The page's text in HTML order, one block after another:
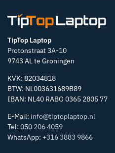
TipTop Laptop
Protonstraat 3A-10
9743 AL te Groningen
KVK: 82034818
BTW: NL003631689B89
IBAN: NL40 RABO 0365 2805 77
E-Mail: info@tiptoplaptop.nl
Tel: 050 206 4059
WhatsApp: +316 3883 9866